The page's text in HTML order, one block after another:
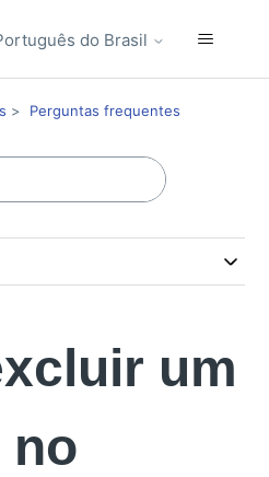
do Brasil
Perguntas frequentes
um
no